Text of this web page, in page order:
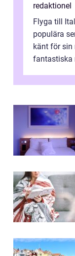
redaktionel
Flyga till
populära
känt för sin
fantastiska